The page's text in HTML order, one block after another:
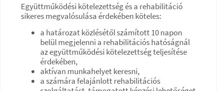
Együttműködési kötelezettség és a rehabilitáció
sikeres megvalósulása érdekében köteles:
a határozat közlésétől számított 10 napon
belül megjelenni a rehabilitációs hatóságnál
az együttműködési kötelezettség teljesítése
érdekében,
aktívan munkahelyet keresni,
a számára felajánlott rehabilitációs